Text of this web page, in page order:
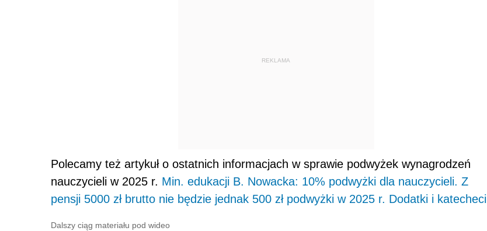
REKLAMA
Polecamy też artykuł o ostatnich informacjach w sprawie podwyżek wynagrodzeń
nauczycieli w 2025 r. Min. edukacji B. Nowacka: 10% podwyżki dla nauczycieli. Z
pensji 5000 zł brutto nie będzie jednak 500 zł podwyżki w 2025 r. Dodatki i katecheci
Dalszy ciąg materiału pod wideo